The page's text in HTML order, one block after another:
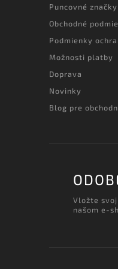
Puncovné značky
Obchodné
Podmienky
Možnosti platby
Doprava
Novinky
Blog pre
Vložte
našom e-